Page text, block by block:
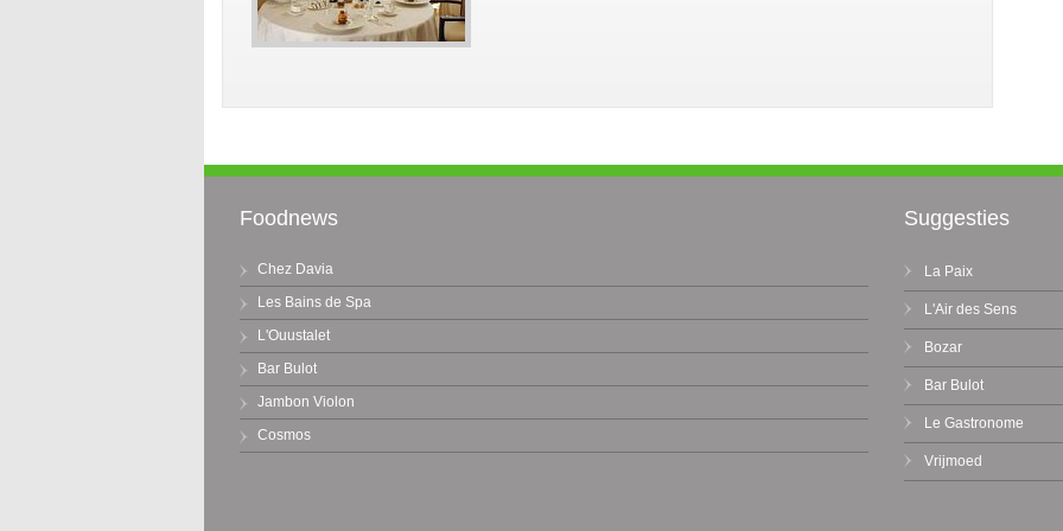
Foodnews
Chez Davia
Les Bains de Spa
L'Ouustalet
Bar Bulot
Jambon Violon
Cosmos
Suggesties
La Paix
L'Air des Sens
Bozar
Bar Bulot
Le Gastronome
Vrijmoed